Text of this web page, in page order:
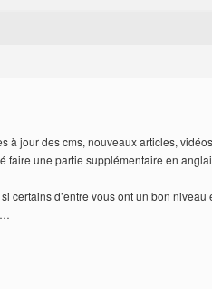
à jour des cms, nouveaux articles,
faire une partie supplémentaire en
certains d’entre vous ont un bon